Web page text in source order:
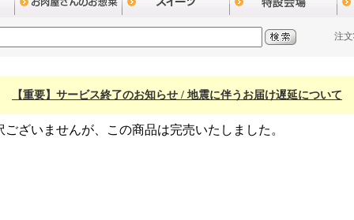
注
【重要】サービス終了のお知らせ / 地震に伴うお届け遅延について
ございませんが、この商品は完売いたしました。